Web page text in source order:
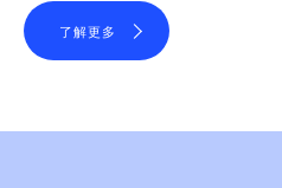
了解更多